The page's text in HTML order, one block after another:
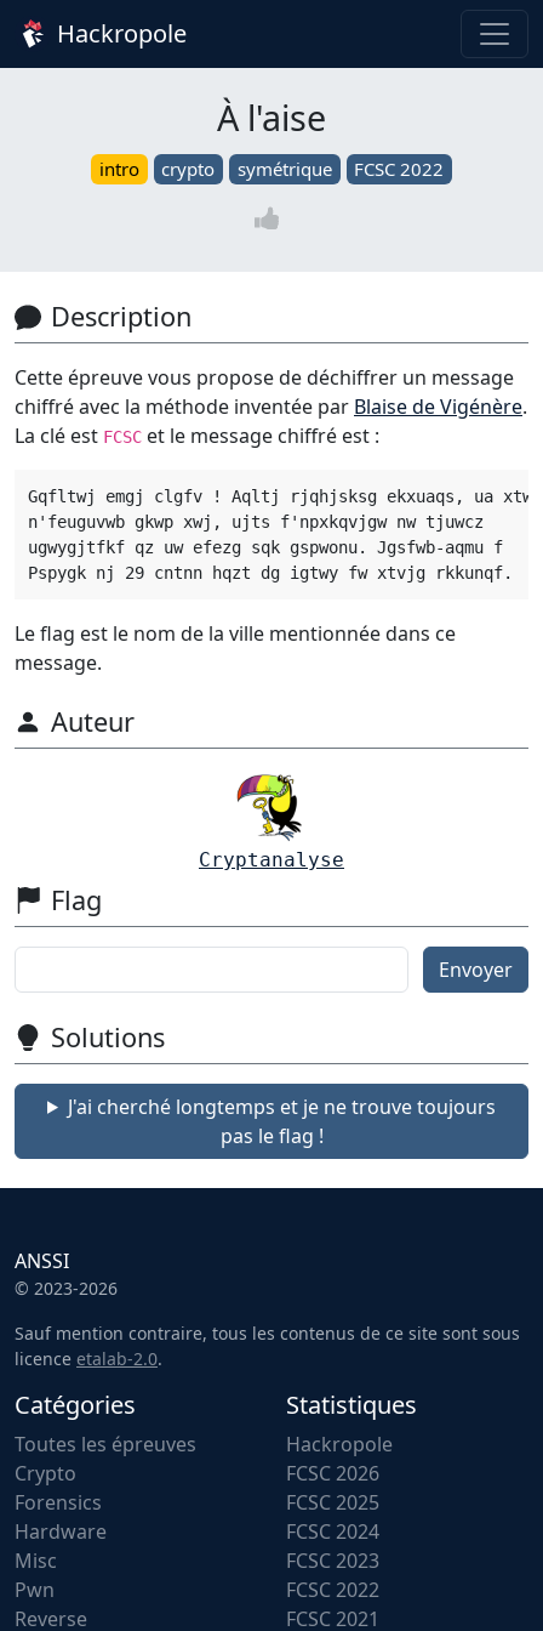
Hackropole
À l'aise
intro crypto symétrique FCSC 2022
Description
Cette épreuve vous propose de déchiffrer un message
chiffré avec la méthode inventée par Blaise de Vigénère.
La clé est FCSC et le message chiffré est :
Gqfltwj emgj clgfv ! Aqltj rjqhjsksg ekxuaqs, ua xtwk
n'feuguvwb gkwp xwj, ujts f'npxkqvjgw nw tjuwcz
ugwygjtfkf qz uw efezg sqk gspwonu. Jgsfwb-aqmu f
Le flag est le nom de la ville mentionnée dans ce
message.
Auteur
Cryptanalyse
Flag
Envoyer
Solutions
J'ai cherché longtemps et je ne trouve toujours
pas le flag !
ANSSI
© 2023-2026
Sauf mention contraire, tous les contenus de ce site sont sous
licence etalab-2.0.
Catégories
Toutes les épreuves
Crypto
Forensics
Hardware
Misc
Pwn
Reverse
Statistiques
Hackropole
FCSC 2026
FCSC 2025
FCSC 2024
FCSC 2023
FCSC 2022
FCSC 2021